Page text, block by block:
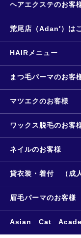
ヘアエクステのお客
荒尾店（Adan′）は
HAIRメニュー
まつ毛パーマのお客
マツエクのお客様
ワックス脱毛のお客
ネイルのお客様
貸衣装・着付 （成
眉毛パーマのお客様
Asian Cat